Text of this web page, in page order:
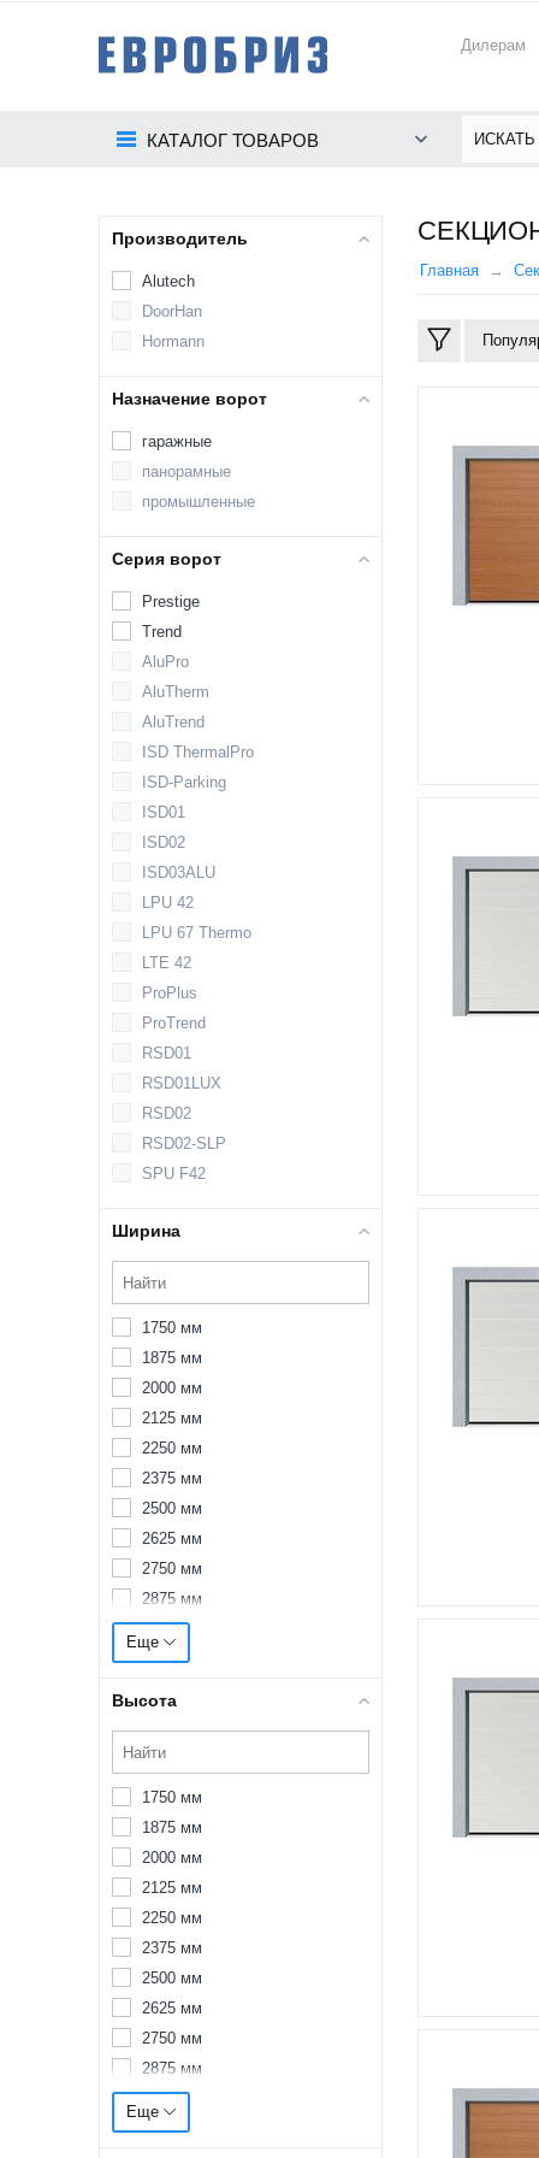
Дилерам
КАТАЛОГ ТОВАРОВ
Главная
Производитель
Alutech
DoorHan
Hormann
Назначение ворот
гаражные
панорамные
промышленные
Серия ворот
Prestige
Trend
AluPro
AluTherm
AluTrend
ISD ThermalPro
ISD-Parking
ISD01
ISD02
ISD03ALU
LPU 42
LPU 67 Thermo
LTE 42
ProPlus
ProTrend
RSD01
RSD01LUX
RSD02
RSD02-SLP
SPU F42
Ширина
1750 мм
1875 мм
2000 мм
2125 мм
2250 мм
2375 мм
2500 мм
2625 мм
2750 мм
2875 мм
3000 мм
3125 мм
3500 мм
3625 мм
5000 мм
Еще
Высота
1750 мм
1875 мм
2000 мм
2125 мм
2250 мм
2375 мм
2500 мм
2625 мм
2750 мм
2875 мм
3000 мм
3085 мм
Еще